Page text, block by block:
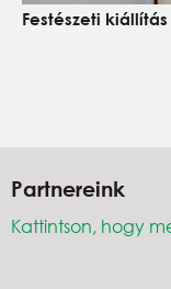
Festészeti kiállítás
Partnereink
Kattintson, hogy